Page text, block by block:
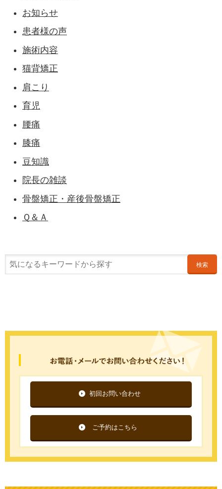
お知らせ
患者様の声
施術内容
猫背矯正
肩こり
育児
腰痛
膝痛
豆知識
院長の雑談
骨盤矯正・産後骨盤矯正
Ｑ＆Ａ
検索
初回お問い合わせ
ご予約はこちら